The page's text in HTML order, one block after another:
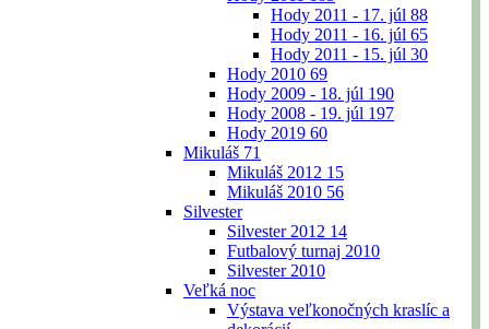
Hody 2011 - 17. júl 88
Hody 2011 - 16. júl 65
Hody 2011 - 15. júl 30
Hody 2010 69
Hody 2009 - 18. júl 190
Hody 2008 - 19. júl 197
Hody 2019 60
Mikuláš 71
Mikuláš 2012 15
Mikuláš 2010 56
Silvester
Silvester 2012 14
Futbalový turnaj 2010
Silvester 2010
Veľká noc
Výstava veľkonočných kraslíc a